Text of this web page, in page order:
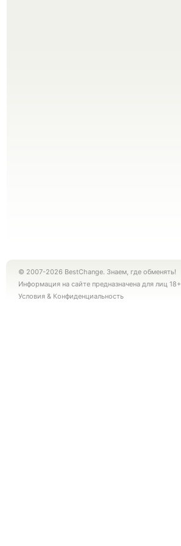
© 2007-2026 BestChange. Знаем, где обменять!
Информация на сайте предназначена для лиц 18+
Условия & Конфиденциальность